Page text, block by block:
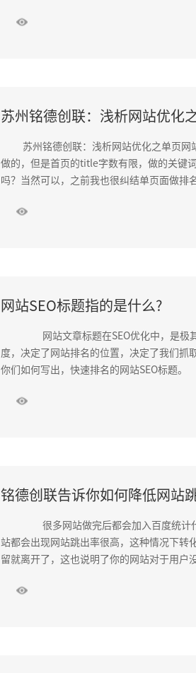
苏州铭德创联：浅析网站优化
苏州铭德创联：浅析网站优化之单页
做的，但是首页的title字数有限，做的关键
吗？当然可以，之前我也很纠结单页面做排
网站SEO标题指的是什么?
网站文章标题在SEO优化中，是极
度，决定了网站排名的位置，决定了我们
你们如何写出，快速排名的网站SEO
铭德创联告诉你如何降低网站
很多网站做完后都会加入百度统计
站都会出现网站跳出率很高，这种情况下转
留就离开了，这也说明了你的网站对于用户